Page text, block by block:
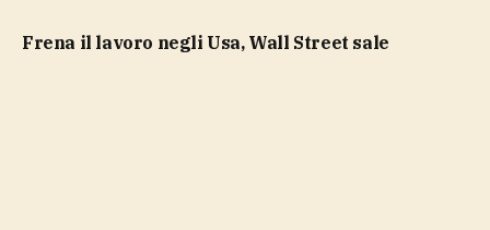
Frena il lavoro negli Usa, Wall Street sale